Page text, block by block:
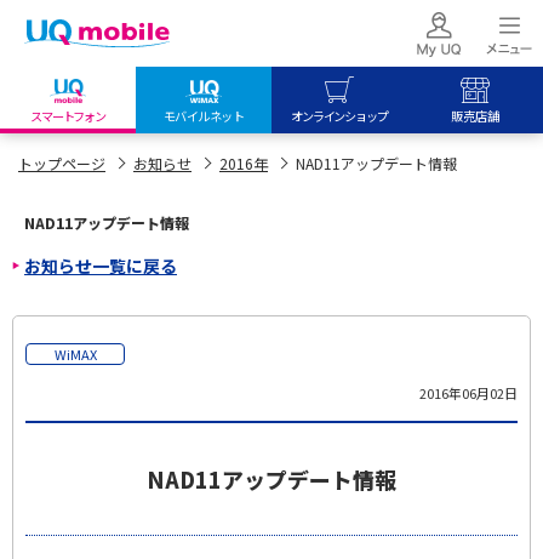
スマートフォン モバイルネット オンラインショップ 販売店舗
my UQ WiMAX
My UQ mobile
UQ mobile ご契約の方
UQ mobile
データチャージサイト
UQ mobile
UQ WiMAX
オンラインショップ
UQ mobile
UQ WiMAX
販売店舗
トップページ お知らせ 2016年 NAD11アップデート情報
NAD11アップデート情報
お知らせ一覧に戻る
WiMAX
2016年06月02日
NAD11アップデート情報